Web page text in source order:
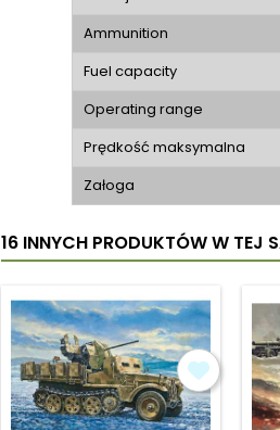
Ammunition
Fuel capacity
Operating range
Prędkość maksymalna
Załoga
16 INNYCH PRODUKTÓW W TEJ